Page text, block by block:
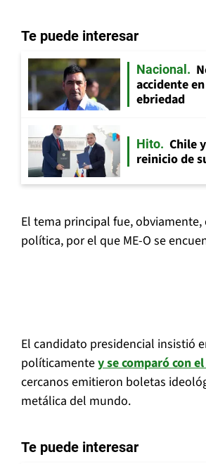
Te puede interesar
Nacional
accidente
ebriedad
Hito
Chile
reinicio de
El tema principal fue,
política, por el que ME-O se
El candidato presidencial insistió
políticamentey se comparó con
cercanos emitieron boletas
metálica del mundo.
Te puede interesar